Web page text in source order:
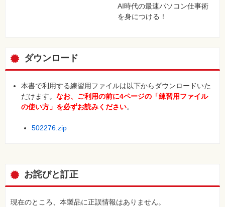
AI時代の最速パソコン仕事術
を身につける！
ダウンロード
本書で利用する練習用ファイルは以下からダウンロードいた
だけます。 なお、ご利用の前に4ページの「練習用ファイル
の使い方」を必ずお読みください。
502276.zip
お詫びと訂正
現在のところ、本製品に正誤情報はありません。